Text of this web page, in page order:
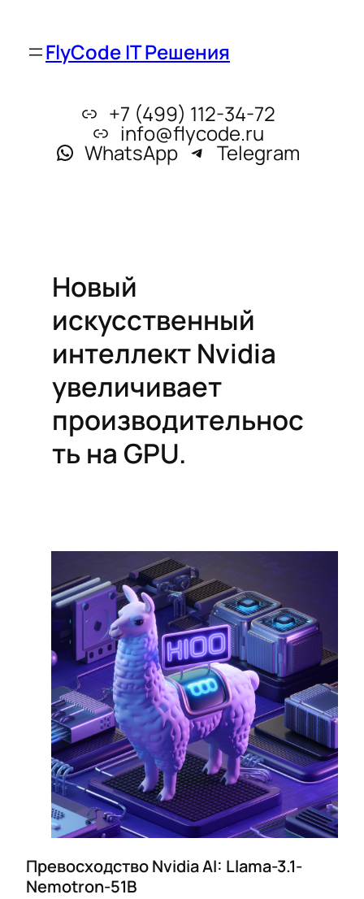
FlyCode IT Решения
+7 (499) 112-34-72
info@flycode.ru
WhatsApp Telegram
Новый
искусственный
интеллект Nvidia
увеличивает
производительнос
ть на GPU.
Превосходство Nvidia AI: Llama-3.1-
Nemotron-51B